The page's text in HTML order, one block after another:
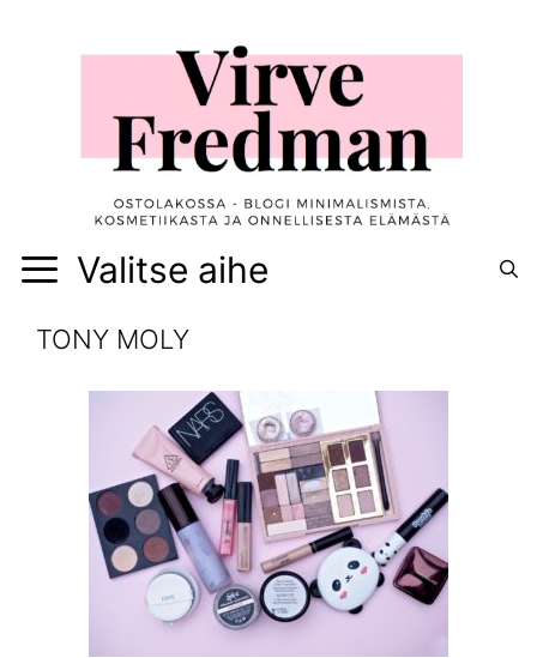
Valitse aihe
TONY MOLY